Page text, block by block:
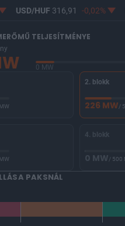
USD/HUF316,91 -0,02%
TELJESÍTMÉNYE
0 MW
2. blokk
226 MW/
4. blokk
0 MW/ 500
PAKSNÁL